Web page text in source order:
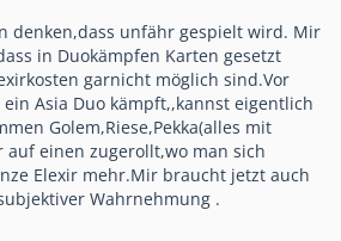
denken,dass unfähr gespielt wird. Mir
in Duokämpfen Karten gesetzt
garnicht möglich sind.Vor
Asia Duo kämpft,,kannst eigentlich
Golem,Riese,Pekka(alles mit
auf einen zugerollt,wo man sich
Elexir mehr.Mir braucht jetzt auch
Wahrnehmung .